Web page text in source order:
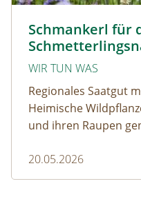
Schmankerl für
WIR TUN WAS
Regionales Saatgut
Heimische
und ihren Raupen
Lebensräume, die
regionale
20.05.2026